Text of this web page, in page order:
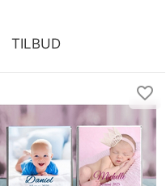
TILBUD